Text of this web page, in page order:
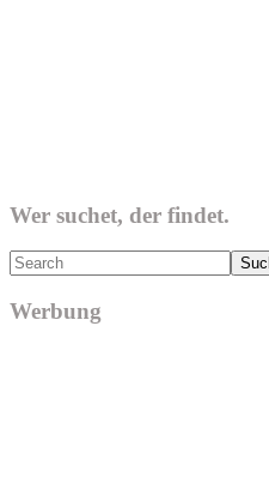
Wer suchet, der findet.
Search
Werbung